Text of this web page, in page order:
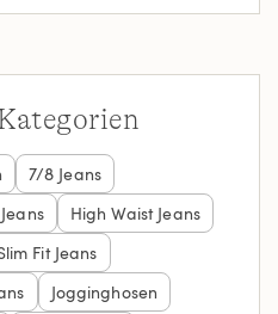
7/8 Jeans
High Waist Jeans
Fit Jeans
Jogginghosen